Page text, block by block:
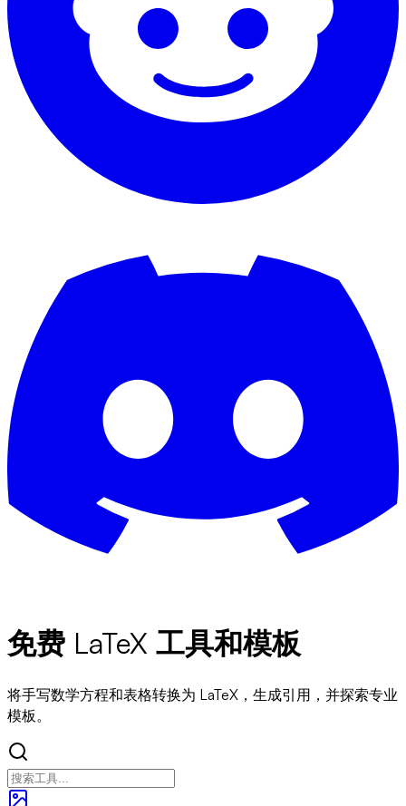
免费 LaTeX 工具和模板
将手写数学方程和表格转换为 LaTeX，生成引用，并探索专业
模板。